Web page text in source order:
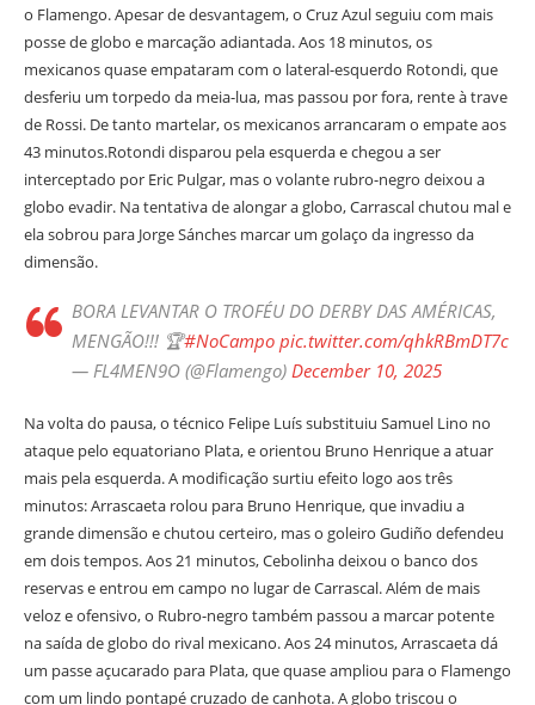
o Flamengo. Apesar de desvantagem, o Cruz Azul seguiu com mais
posse de globo e marcação adiantada. Aos 18 minutos, os
mexicanos quase empataram com o lateral-esquerdo Rotondi, que
desferiu um torpedo da meia-lua, mas passou por fora, rente à trave
de Rossi. De tanto martelar, os mexicanos arrancaram o empate aos
43 minutos.Rotondi disparou pela esquerda e chegou a ser
interceptado por Eric Pulgar, mas o volante rubro-negro deixou a
globo evadir. Na tentativa de alongar a globo, Carrascal chutou mal e
ela sobrou para Jorge Sánches marcar um golaço da ingresso da
dimensão.
BORA LEVANTAR O TROFÉU DO DERBY DAS AMÉRICAS,
MENGÃO!!! 🏆#NoCampo pic.twitter.com/qhkRBmDT7c
— FL4MEN9O (@Flamengo) December 10, 2025
Na volta do pausa, o técnico Felipe Luís substituiu Samuel Lino no
ataque pelo equatoriano Plata, e orientou Bruno Henrique a atuar
mais pela esquerda. A modificação surtiu efeito logo aos três
minutos: Arrascaeta rolou para Bruno Henrique, que invadiu a
grande dimensão e chutou certeiro, mas o goleiro Gudiño defendeu
em dois tempos. Aos 21 minutos, Cebolinha deixou o banco dos
reservas e entrou em campo no lugar de Carrascal. Além de mais
veloz e ofensivo, o Rubro-negro também passou a marcar potente
na saída de globo do rival mexicano. Aos 24 minutos, Arrascaeta dá
um passe açucarado para Plata, que quase ampliou para o Flamengo
com um lindo pontapé cruzado de canhota. A globo triscou o